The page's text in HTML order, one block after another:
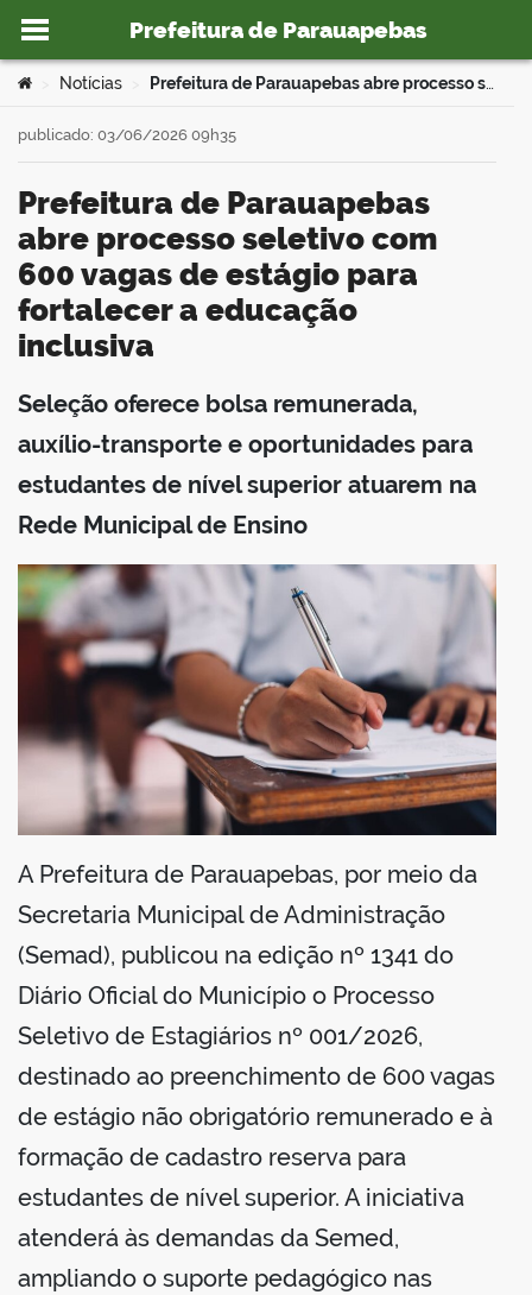
Ir para o conteúdo
Prefeitura de Parauapebas
portal
Você está aqui:
Notícias Prefeitura de Parauapebas abre processo seletivo com 600 vagas de estágio para fortalecer a educação inclusiva
Prefeitura de Parauapebas
abre processo seletivo com
600 vagas de estágio para
fortalecer a educação
inclusiva
publicado: 03/06/2026 09h35
Seleção oferece bolsa remunerada,
auxílio-transporte e oportunidades para
estudantes de nível superior atuarem na
Rede Municipal de Ensino
A Prefeitura de Parauapebas, por meio da
Secretaria Municipal de Administração
(Semad), publicou na edição nº 1341 do
Diário Oficial do Município o Processo
Seletivo de Estagiários nº 001/2026,
destinado ao preenchimento de 600 vagas
de estágio não obrigatório remunerado e à
formação de cadastro reserva para
estudantes de nível superior. A iniciativa
atenderá às demandas da Semed,
ampliando o suporte pedagógico nas